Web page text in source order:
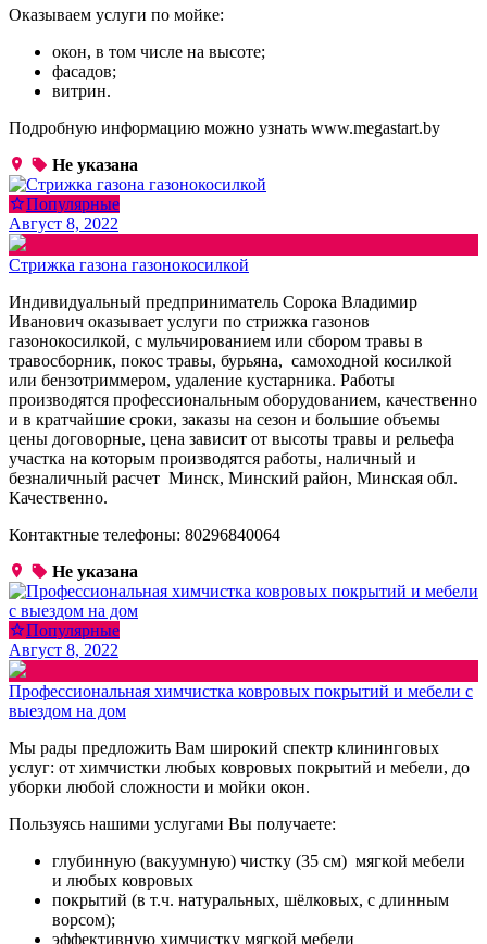
Оказываем услуги по мойке:
окон, в том числе на высоте;
фасадов;
витрин.
Подробную информацию можно узнать www.megastart.by
Не указана
Популярные
Август 8, 2022
Стрижка газона газонокосилкой
Индивидуальный предприниматель Сорока Владимир
Иванович оказывает услуги по стрижка газонов
газонокосилкой, с мульчированием или сбором травы в
травосборник, покос травы, бурьяна, самоходной косилкой
или бензотриммером, удаление кустарника. Работы
производятся профессиональным оборудованием, качественно
и в кратчайшие сроки, заказы на сезон и большие объемы
цены договорные, цена зависит от высоты травы и рельефа
участка на которым производятся работы, наличный и
безналичный расчет Минск, Минский район, Минская обл.
Качественно.
Контактные телефоны: 80296840064
Не указана
Популярные
Август 8, 2022
Профессиональная химчистка ковровых покрытий и мебели с
выездом на дом
Мы рады предложить Вам широкий спектр клининговых
услуг: от химчистки любых ковровых покрытий и мебели, до
уборки любой сложности и мойки окон.
Пользуясь нашими услугами Вы получаете:
глубинную (вакуумную) чистку (35 см) мягкой мебели
и любых ковровых
покрытий (в т.ч. натуральных, шёлковых, с длинным
ворсом);
эффективную химчистку мягкой мебели